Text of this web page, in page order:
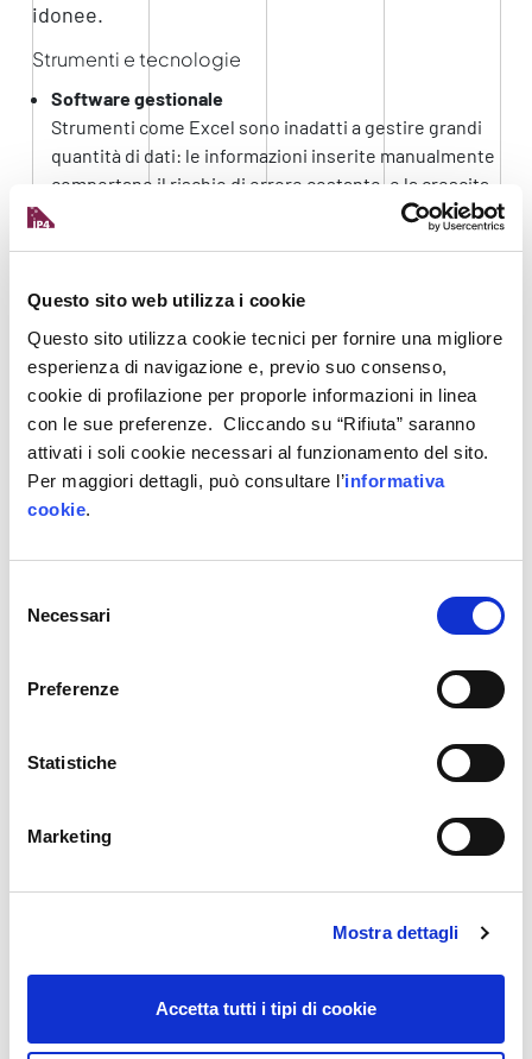
Questo sito web utilizza i cookie
Questo sito utilizza cookie tecnici per fornire una migliore
esperienza di navigazione e, previo suo consenso,
cookie di profilazione per proporle informazioni in linea
con le sue preferenze. Cliccando su “Rifiuta” saranno
attivati i soli cookie necessari al funzionamento del sito.
Per maggiori dettagli, può consultare l’informativa
cookie.
delNecessari
Preferenze
Statistiche
Marketing
Mostra dettagli
Accetta tutti i tipi di cookie
idonee.
Strumenti e tecnologie
Software gestionale
Strumenti come Excel sono inadatti a gestire grandi
quantità di dati: le informazioni inserite manualmente
comportano il rischio di errore costante, e la crescita
della quantità di dati implica difficoltà di controllo sul
registrazione ( WMS: Warehouse Managemet System
che prevedono l’inserimento automatico dei dati e lo
scambio di informazioni con altri sistemi gestionali, ad
esempio l’ ERP (Enterprise Resource Planning) . In
questo modo è possibile avere controllo in tempo
reale sullo stato delle scorte, sui dati e sulle attività di
magazzino, oltre che la possibilità di effettuare report
e statistiche.
Questa soluzioneottimizza tempi e percorsi di
all’interno del magazzino, con un
margine di errore estremamente ridotto. Si tratta di
collegati al WMS, indirizzano gli operatori verso il
prelievo degli articoli corretti, nella quantità esatta. I
gestire agevolmente più liste d’ordine in
automaticamente dal software e ciò garantisce
aggiornamento in tempo reale dello stato dell’ordine.
Sistemi di lettura ed etichettatura attraverso RFID
(Radio Frequency Identification) e RTLS (Real Time